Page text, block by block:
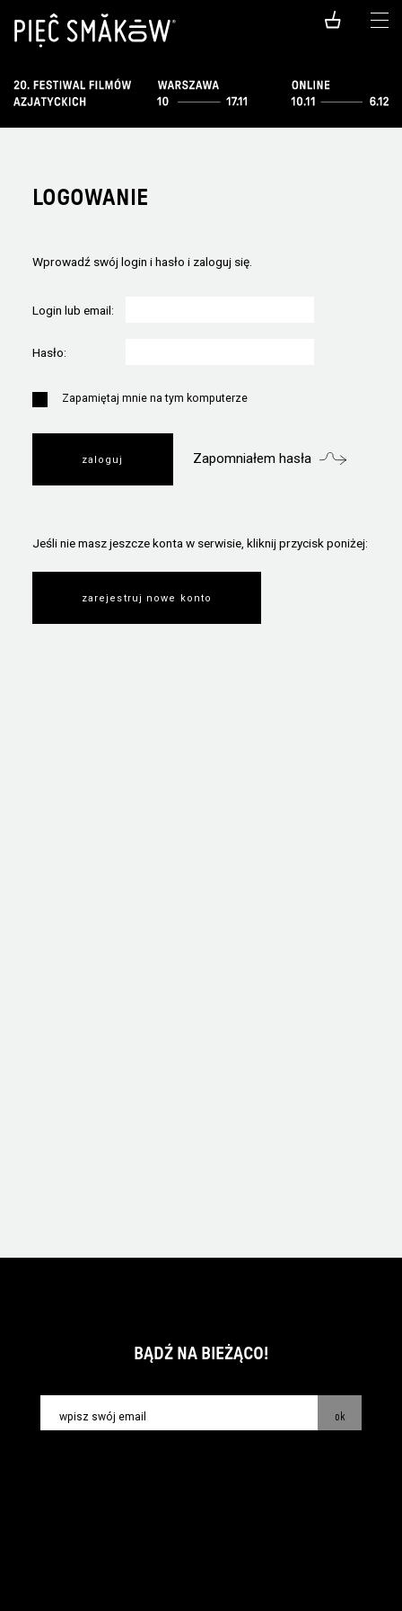
LOGOWANIE
Wprowadź swój login i hasło i zaloguj się.
Login lub email:
Hasło:
Zapamiętaj mnie na tym komputerze
Zapomniałem hasła
Jeśli nie masz jeszcze konta w serwisie, kliknij przycisk poniżej:
zarejestruj nowe konto
BĄDŹ NA BIEŻĄCO!
ok